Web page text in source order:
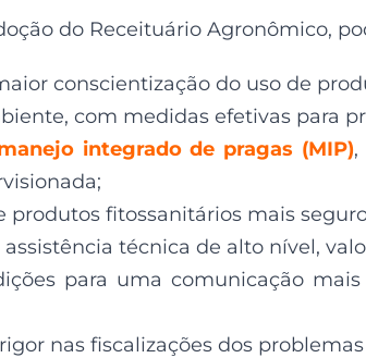
do Receituário Agronômico,
conscientização do uso de
com medidas efetivas para
integrado de pragas (MIP),
produtos fitossanitários mais
técnica de alto nível,
para uma comunicação
nas fiscalizações dos